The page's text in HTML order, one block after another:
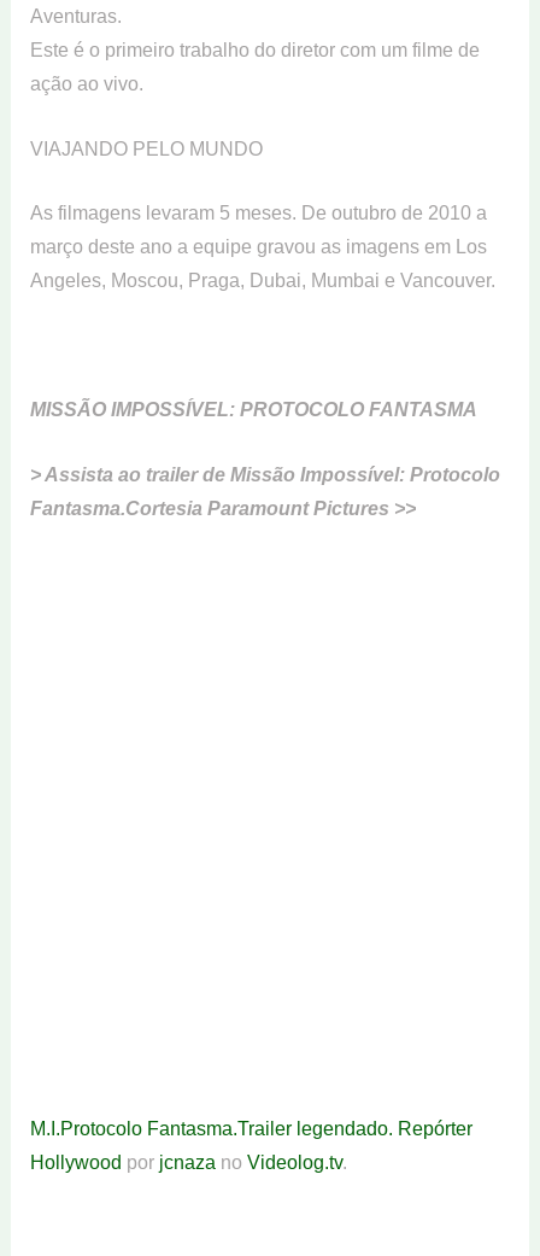
Aventuras.
Este é o primeiro trabalho do diretor com um filme de
ação ao vivo.
VIAJANDO PELO MUNDO
As filmagens levaram 5 meses. De outubro de 2010 a
março deste ano a equipe gravou as imagens em Los
Angeles, Moscou, Praga, Dubai, Mumbai e Vancouver.
MISSÃO IMPOSSÍVEL: PROTOCOLO FANTASMA
> Assista ao trailer de Missão Impossível: Protocolo
Fantasma.Cortesia Paramount Pictures >>
M.I.Protocolo Fantasma.Trailer legendado. Repórter
Hollywood por jcnaza no Videolog.tv.